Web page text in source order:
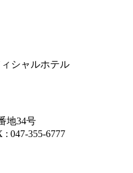
シャルホテル
地34号
: 047-355-6777